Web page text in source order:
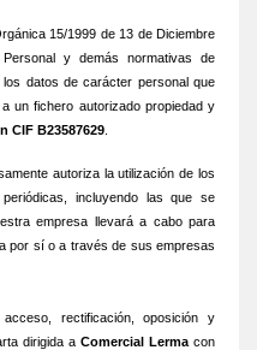
15/1999 de 13 de Diciembre
y demás normativas de
datos de carácter personal que
un fichero autorizado propiedad y
CIF B23587629
autoriza la utilización de los
incluyendo las que se
empresa llevará a cabo para
por sí o a través de sus empresas
rectificación, oposición y
dirigida a Comercial Lermacon